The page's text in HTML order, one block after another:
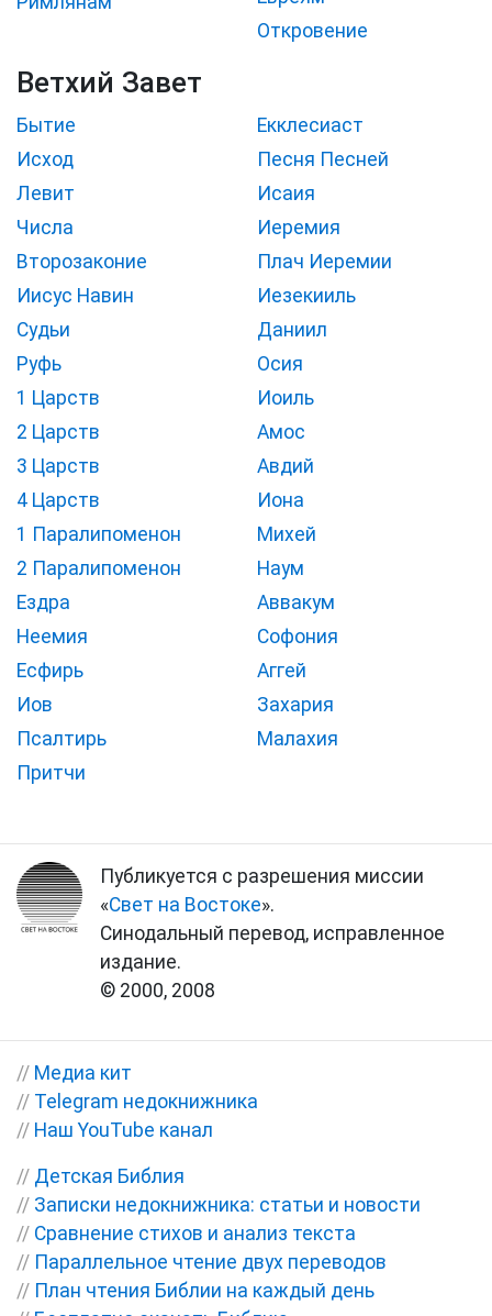
Откровение
Ветхий Завет
Бытие
Исход
Левит
Числа
Второзаконие
Иисус Навин
Судьи
Руфь
1 Царств
2 Царств
3 Царств
4 Царств
1 Паралипоменон
2 Паралипоменон
Ездра
Неемия
Есфирь
Иов
Псалтирь
Притчи
Екклесиаст
Песня Песней
Исаия
Иеремия
Плач Иеремии
Иезекииль
Даниил
Осия
Иоиль
Амос
Авдий
Иона
Михей
Наум
Аввакум
Софония
Аггей
Захария
Малахия
Публикуется с разрешения миссии
«Свет на Востоке».
Синодальный перевод, исправленное
издание.
© 2000, 2008
// Медиа кит
// Telegram недокнижника
// Наш YouTube канал
// Детская Библия
// Записки недокнижника: статьи и новости
// Сравнение стихов и анализ текста
// Параллельное чтение двух переводов
// План чтения Библии на каждый день